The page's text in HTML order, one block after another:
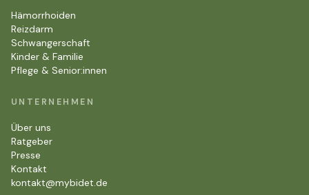
Hämorrhoiden
Reizdarm
Schwangerschaft
Kinder & Familie
Pflege & Senior:innen
UNTERNEHMEN
Über uns
Ratgeber
Presse
Kontakt
kontakt@mybidet.de